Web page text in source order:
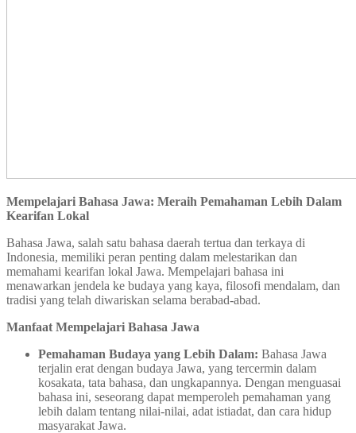
Mempelajari Bahasa Jawa: Meraih Pemahaman Lebih Dalam
Kearifan Lokal
Bahasa Jawa, salah satu bahasa daerah tertua dan terkaya di
Indonesia, memiliki peran penting dalam melestarikan dan
memahami kearifan lokal Jawa. Mempelajari bahasa ini
menawarkan jendela ke budaya yang kaya, filosofi mendalam, dan
tradisi yang telah diwariskan selama berabad-abad.
Manfaat Mempelajari Bahasa Jawa
Pemahaman Budaya yang Lebih Dalam: Bahasa Jawa
terjalin erat dengan budaya Jawa, yang tercermin dalam
kosakata, tata bahasa, dan ungkapannya. Dengan menguasai
bahasa ini, seseorang dapat memperoleh pemahaman yang
lebih dalam tentang nilai-nilai, adat istiadat, dan cara hidup
masyarakat Jawa.